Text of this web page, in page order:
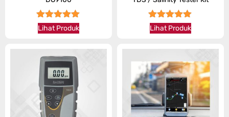
★★★★★
Lihat Produk ★★★★★
Lihat Produk